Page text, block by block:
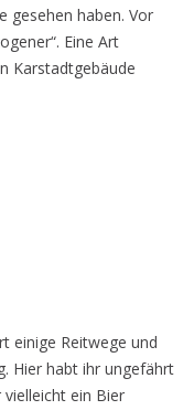
gesehen haben. Vor
Eine Art
Karstadtgebäude
einige Reitwege und
Hier habt ihr ungefährt
ein Bier